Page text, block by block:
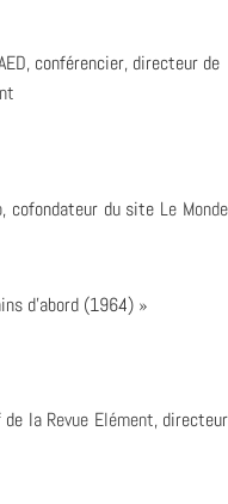
, conférencier, directeur de
, cofondateur du site Le Monde
d’abord (1964) »
de la Revue Elément, directeur